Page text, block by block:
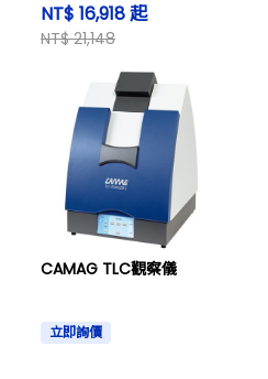
NT$ 16,918 起
NT$ 21,148
CAMAG TLC觀察儀
立即詢價